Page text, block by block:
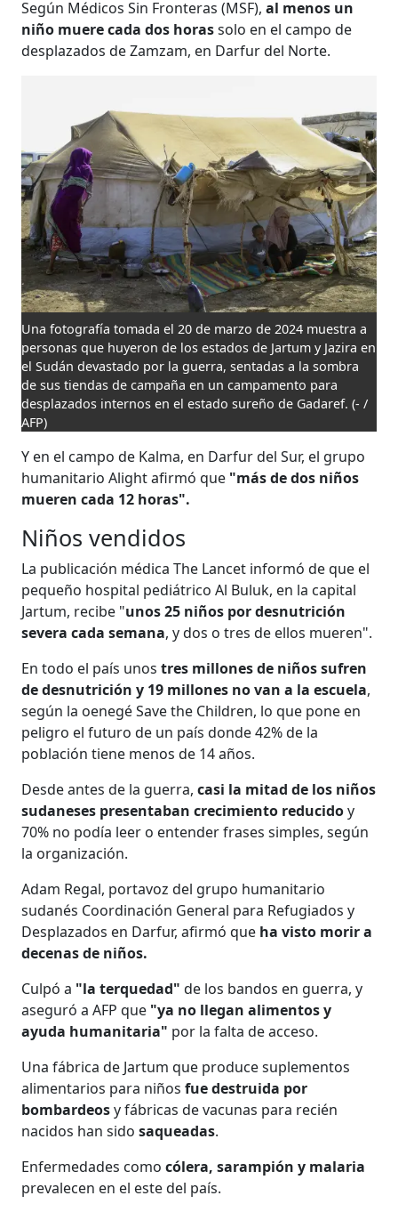
Según Médicos Sin Fronteras (MSF),al menos un
niño muere cada dos horassolo en el campo de
desplazados de Zamzam, en Darfur del Norte.
Una fotografía tomada el 20 de marzo de 2024 muestra a
personas que huyeron de los estados de Jartum y Jazira en
el Sudán devastado por la guerra, sentadas a la sombra
de sus tiendas de campaña en un campamento para
desplazados internos en el estado sureño de Gadaref. (- /
AFP)
Y en el campo de Kalma, en Darfur del Sur, el grupo
humanitario Alight afirmó que "más de dos niños
mueren cada 12 horas".
Niños vendidos
La publicación médica The Lancet informó de que el
pequeño hospital pediátrico Al Buluk, en la capital
Jartum, recibe "unos 25 niños por desnutrición
severa cada semana, y dos o tres de ellos mueren".
En todo el país unostres millones de niños sufren
de desnutrición y 19 millones no van a la escuela,
según la oenegé Save the Children, lo que pone en
peligro el futuro de un país donde 42% de la
población tiene menos de 14 años.
Desde antes de la guerra,casi la mitad de los niños
sudaneses presentaban crecimiento reducidoy
70% no podía leer o entender frases simples, según
la organización.
Adam Regal, portavoz del grupo humanitario
sudanés Coordinación General para Refugiados y
Desplazados en Darfur, afirmó que ha visto morir a
decenas de niños.
Culpó a "la terquedad" de los bandos en guerra, y
aseguró a AFP que "ya no llegan alimentos y
ayuda humanitaria" por la falta de acceso.
Una fábrica de Jartum que produce suplementos
alimentarios para niños fue destruida por
bombardeosy fábricas de vacunas para recién
nacidos han sidosaqueadas.
Enfermedades comocólera, sarampión y malaria
prevalecen en el este del país.